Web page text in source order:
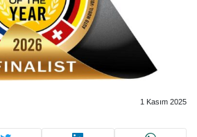
1 Kasım 2025